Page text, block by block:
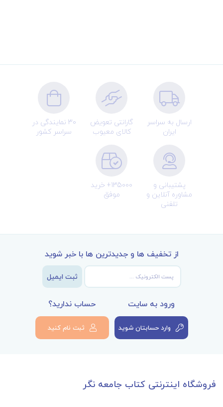
ارسال به سراسر
ایران
گارانتی تعویض
کالای معیوب
30 نمایندگی در
سراسر کشور
پشتیبانی و
مشاوره آنلاین و
تلفنی
135000+ خرید
موفق
از تخفیف ها و جدیدترین ها با خبر شوید
ثبت ایمیل
ورود به سایت
وارد حسابتان شوید
حساب ندارید؟
ثبت نام کنید
فروشگاه اینترنتی کتاب جامعه نگر